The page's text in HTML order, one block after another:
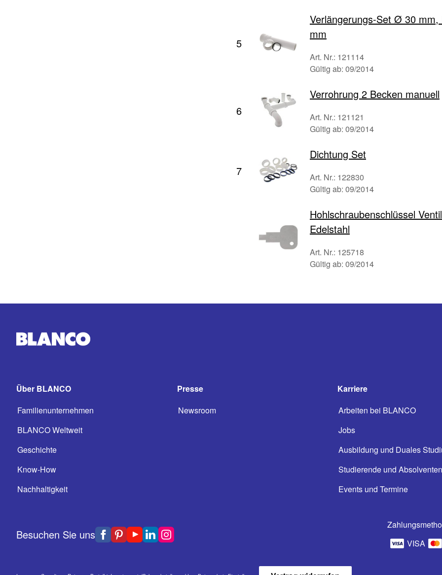
5
Verlängerungs-Set Ø 30 mm,
mm
Art. Nr.: 121114
Gültig ab: 09/2014
6
Verrohrung 2 Becken manuell
Art. Nr.: 121121
Gültig ab: 09/2014
7
Dichtung Set
Art. Nr.: 122830
Gültig ab: 09/2014
Hohlschraubenschlüssel
Edelstahl
Art. Nr.: 125718
Gültig ab: 09/2014
Über BLANCO
Familienunternehmen
BLANCO Weltweit
Geschichte
Know-How
Nachhaltigkeit
Presse
Newsroom
Karriere
Arbeiten bei BLANCO
Jobs
Ausbildung und Duales
Studierende und Absolventen
Events und Termine
Besuchen Sie uns
VISA